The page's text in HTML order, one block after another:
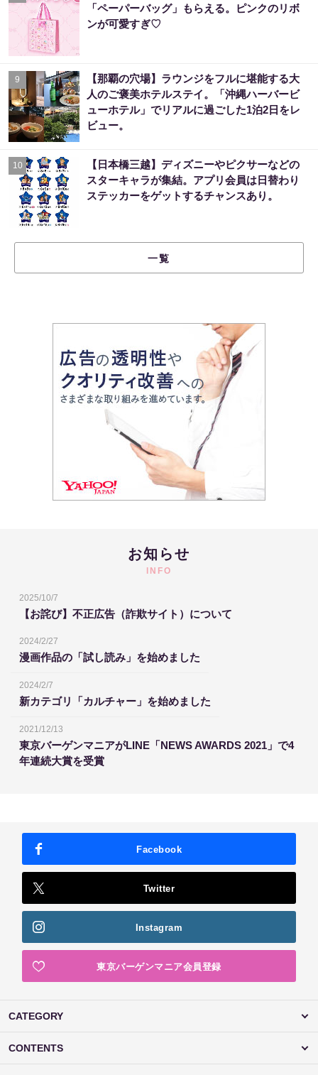
「ペーパーバッグ」もらえる。ピンクのリボ
ンが可愛すぎ♡
9
【那覇の穴場】ラウンジをフルに堪能する大
人のご褒美ホテルステイ。「沖縄ハーバービ
ューホテル」でリアルに過ごした1泊2日をレ
ビュー。
10
【日本橋三越】ディズニーやピクサーなどの
スターキャラが集結。アプリ会員は日替わり
ステッカーをゲットするチャンスあり。
一覧
お知らせ
INFO
2025/10/7
【お詫び】不正広告（詐欺サイト）について
2024/2/27
漫画作品の「試し読み」を始めました
2024/2/7
新カテゴリ「カルチャー」を始めました
2021/12/13
東京バーゲンマニアがLINE「NEWS AWARDS 2021」で4
年連続大賞を受賞
Facebook
Twitter
Instagram
東京バーゲンマニア会員登録
CATEGORY
CONTENTS